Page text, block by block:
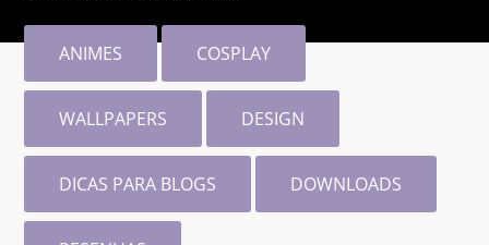
ANIMES COSPLAY
WALLPAPERS DESIGN
DICAS PARA BLOGS DOWNLOADS